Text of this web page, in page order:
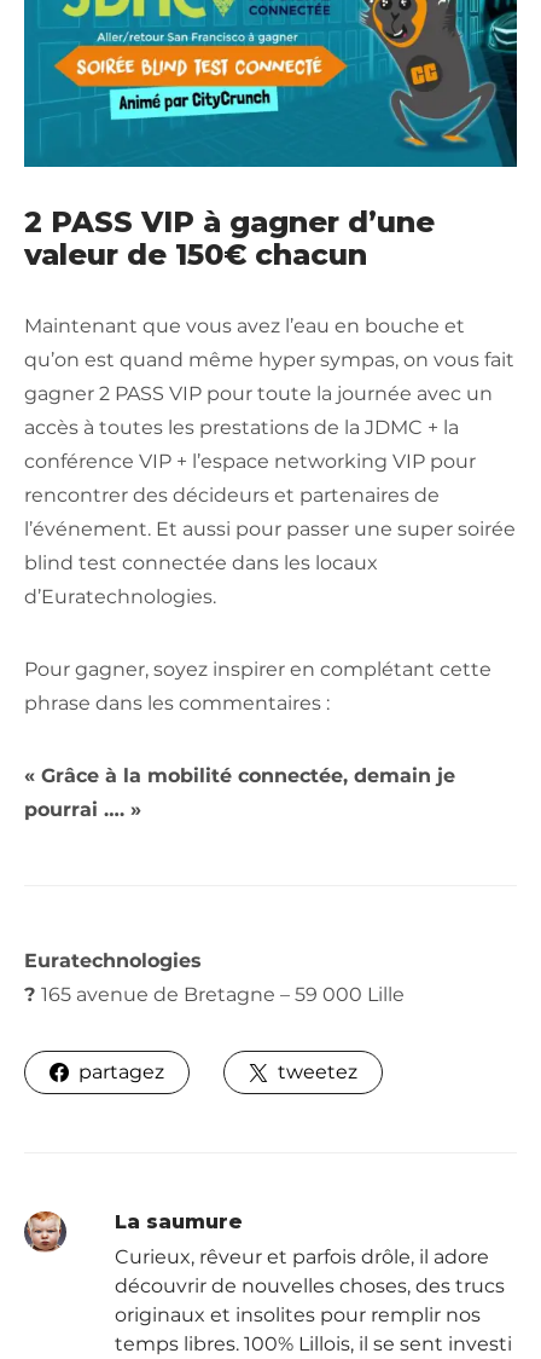
2 PASS VIP à gagner d’une
valeur de 150€ chacun
Maintenant que vous avez l’eau en bouche et
qu’on est quand même hyper sympas, on vous fait
gagner 2 PASS VIP pour toute la journée avec un
accès à toutes les prestations de la JDMC + la
conférence VIP + l’espace networking VIP pour
rencontrer des décideurs et partenaires de
l’événement. Et aussi pour passer une super soirée
blind test connectée dans les locaux
d’Euratechnologies.
Pour gagner, soyez inspirer en complétant cette
phrase dans les commentaires :
« Grâce à la mobilité connectée, demain je
pourrai …. »
Euratechnologies
? 165 avenue de Bretagne – 59 000 Lille
partagez tweetez
La saumure
Curieux, rêveur et parfois drôle, il adore
découvrir de nouvelles choses, des trucs
originaux et insolites pour remplir nos
temps libres. 100% Lillois, il se sent investi